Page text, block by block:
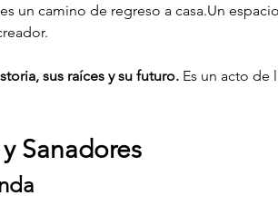
un camino de regreso a casa.Un
sus raíces y su futuro. Es un acto
Sanadores